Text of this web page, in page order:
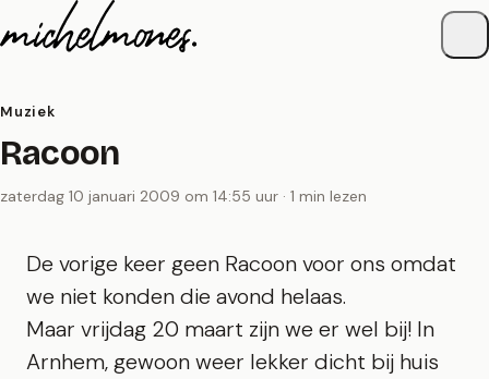
Naar de inhoud
Muziek
Racoon
zaterdag 10 januari 2009 om 14:55 uur · 1 min lezen
De vorige keer geen Racoon voor ons omdat
we niet konden die avond helaas.
Maar vrijdag 20 maart zijn we er wel bij! In
Arnhem, gewoon weer lekker dicht bij huis